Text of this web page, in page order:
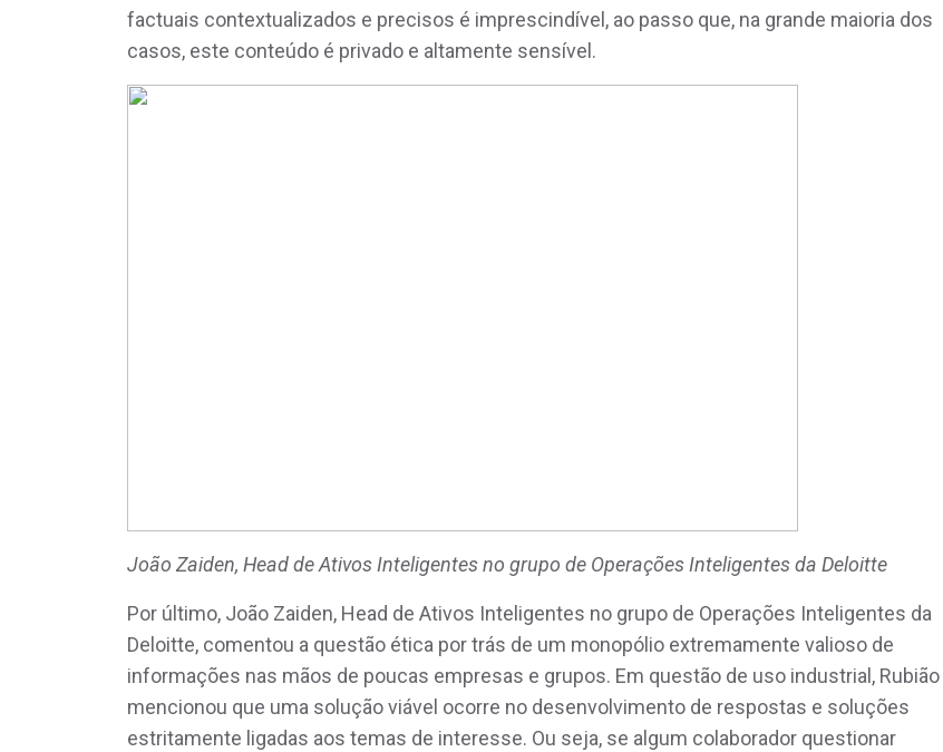
factuais contextualizados e precisos é imprescindível, ao passo que, na grande maioria dos
casos, este conteúdo é privado e altamente sensível.
João Zaiden, Head de Ativos Inteligentes no grupo de Operações Inteligentes da Deloitte
Por último, João Zaiden, Head de Ativos Inteligentes no grupo de Operações Inteligentes da
Deloitte, comentou a questão ética por trás de um monopólio extremamente valioso de
informações nas mãos de poucas empresas e grupos. Em questão de uso industrial, Rubião
mencionou que uma solução viável ocorre no desenvolvimento de respostas e soluções
estritamente ligadas aos temas de interesse. Ou seja, se algum colaborador questionar